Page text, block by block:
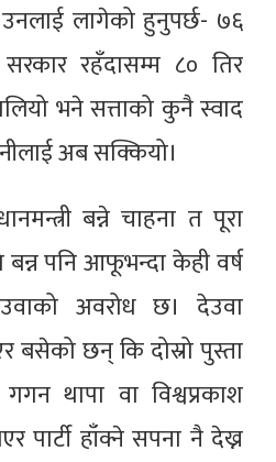
लागेको हुनुपर्छ- ७६
रहँदासम्म ८० तिर
भने सत्ताको कुनै स्वाद
अब सक्कियो।
बन्ने चाहना त पूरा
बन्न पनि आफूभन्दा केही वर्ष
अवरोध छ। देउवा
बसेको छन् कि दोस्रो पुस्ता
थापा वा विश्वप्रकाश
पार्टी हाँक्ने सपना नै देख्न